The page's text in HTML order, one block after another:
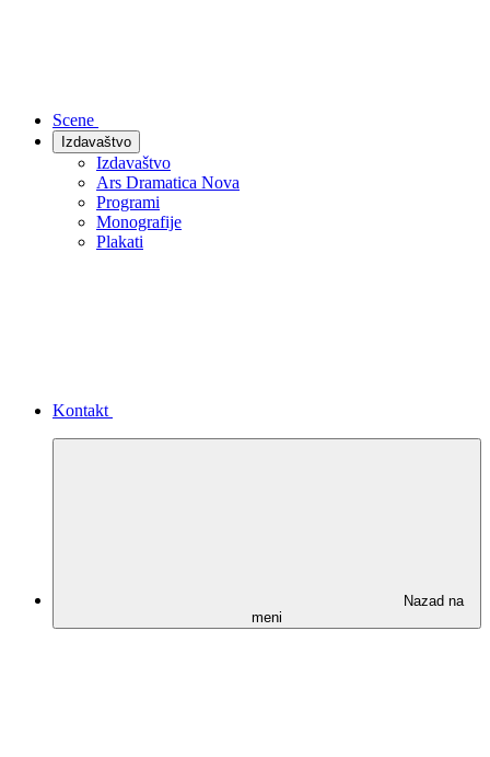
Scene
Izdavaštvo
Izdavaštvo
Ars Dramatica Nova
Programi
Monografije
Plakati
Kontakt
Nazad na
meni